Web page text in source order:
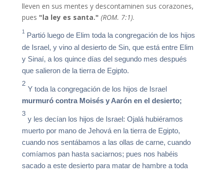
lleven en sus mentes y descontaminen sus corazones,
pues "la ley es santa." (ROM. 7:1).
1
Partió luego de Elim toda la congregación de los hijos
de Israel, y vino al desierto de Sin, que está entre Elim
y Sinaí, a los quince días del segundo mes después
que salieron de la tierra de Egipto.
2
Y toda la congregación de los hijos de Israel
murmuró contra Moisés y Aarón en el desierto;
3
y les decían los hijos de Israel: Ojalá hubiéramos
muerto por mano de Jehová en la tierra de Egipto,
cuando nos sentábamos a las ollas de carne, cuando
comíamos pan hasta saciarnos; pues nos habéis
sacado a este desierto para matar de hambre a toda